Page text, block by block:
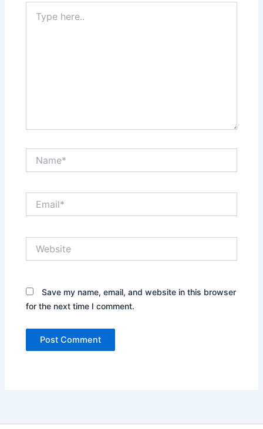
here..
Save my name, email, and website in this browser
for the next time I comment.